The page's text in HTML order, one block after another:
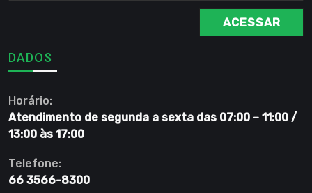
ACESSAR
DADOS
Horário:
Atendimento de segunda a sexta das 07:00 – 11:00 /
13:00 às 17:00
Telefone:
66 3566-8300